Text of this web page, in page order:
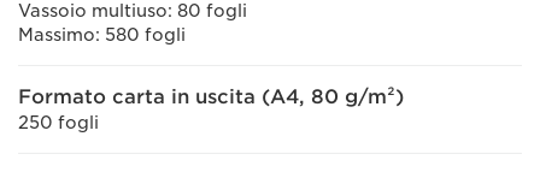
Vassoio multiuso: 80 fogli
Massimo: 580 fogli
Formato carta in uscita (A4, 80 g/m²)
250 fogli